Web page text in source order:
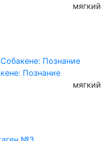
мягкий
Познание
мягкий